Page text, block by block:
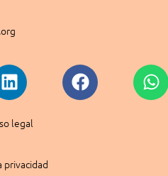
Linkedin Facebook
legal
privacidad